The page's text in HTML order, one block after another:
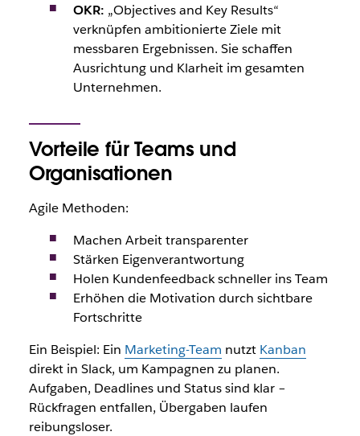
OKR: „Objectives and Key Results“
verknüpfen ambitionierte Ziele mit
messbaren Ergebnissen. Sie schaffen
Ausrichtung und Klarheit im gesamten
Unternehmen.
Vorteile für Teams und
Organisationen
Agile Methoden:
Machen Arbeit transparenter
Stärken Eigenverantwortung
Holen Kundenfeedback schneller ins Team
Erhöhen die Motivation durch sichtbare
Fortschritte
Ein Beispiel: Ein Marketing-Team nutzt Kanban
direkt in Slack, um Kampagnen zu planen.
Aufgaben, Deadlines und Status sind klar –
Rückfragen entfallen, Übergaben laufen
reibungsloser.